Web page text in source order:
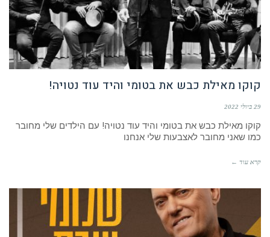
קוקו מאילת כבש את בטומי והיד עוד נטויה!
29 ביולי 2022
קוקו מאילת כבש את בטומי והיד עוד נטויה! עם הילדים שלי מחובר
כמו שאני מחובר לאצבעות שלי אנחנו
קרא עוד ←